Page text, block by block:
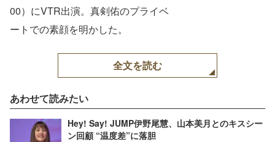
00）にVTR出演。真剣佑のプライベ
ートでの素顔を明かした。
全文を読む
あわせて読みたい
Hey! Say! JUMP伊野尾慧、山本美月とのキスシー
ン回顧 “温度差”に落胆